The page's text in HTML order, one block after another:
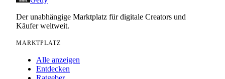
Der unabhängige Marktplatz für digitale Creators und
Käufer weltweit.
MARKTPLATZ
Alle anzeigen
Entdecken